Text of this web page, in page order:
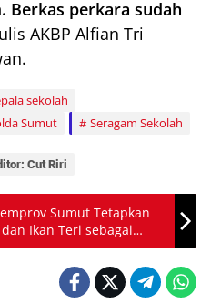
Berkas perkara sudah
AKBP Alfian Tri
sekolah
Sumut Seragam Sekolah
Cut Riri
Sumut Tetapkan
Ikan Teri sebagai